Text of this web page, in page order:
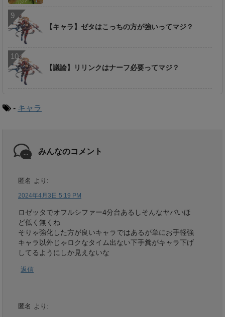
【キャラ】ゼタはこっちの方が強いってマジ？
【議論】リリンクはナーフ必要ってマジ？
- キャラ
みんなのコメント
匿名 より:
2024年4月3日 5:19 PM
ロゼッタでオフルシファー4分台あるしそんなヤバいほ
ど低く無くね
そりゃ強化した方が良いキャラではあるが単にお手軽強
キャラ以外じゃロクなタイム出ない下手糞がキャラ下げ
してるようにしか見えないな
返信
匿名 より: